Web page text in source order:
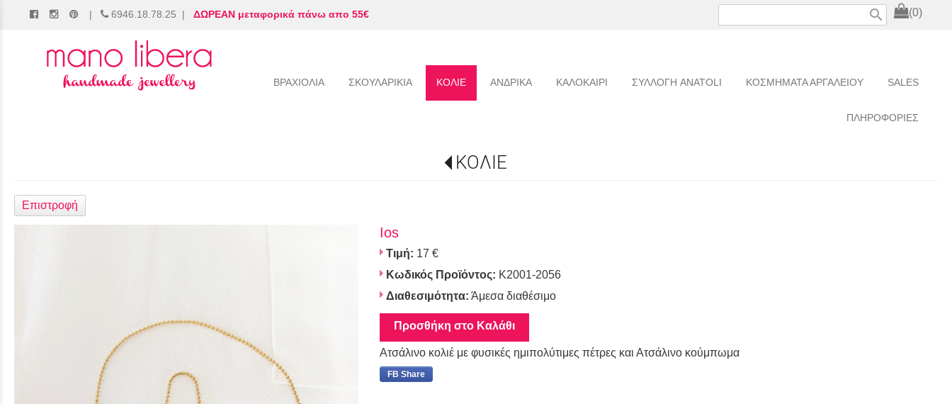
| 6946.18.78.25 | ΔΩΡΕΑΝ μεταφορικά πάνω απο 55€ (0)
search
ΒΡΑΧΙΟΛΙΑ ΣΚΟΥΛΑΡΙΚΙΑ ΚΟΛΙΕ ΑΝΔΡΙΚΑ ΚΑΛΟΚΑΙΡΙ ΣΥΛΛΟΓΗ ANATOLI ΚΟΣΜΗΜΑΤΑ ΑΡΓΑΛΕΙΟΥ SALES
ΠΛΗΡΟΦΟΡΙΕΣ
ΚΟΛΙΕ
Επιστροφή
Ios
Τιμή: 17 €
Κωδικός Προϊόντος: K2001-2056
Διαθεσιμότητα: Άμεσα διαθέσιμο
Προσθήκη στο Καλάθι
Ατσάλινο κολιέ με φυσικές ημιπολύτιμες πέτρες και Ατσάλινο κούμπωμα
FB Share